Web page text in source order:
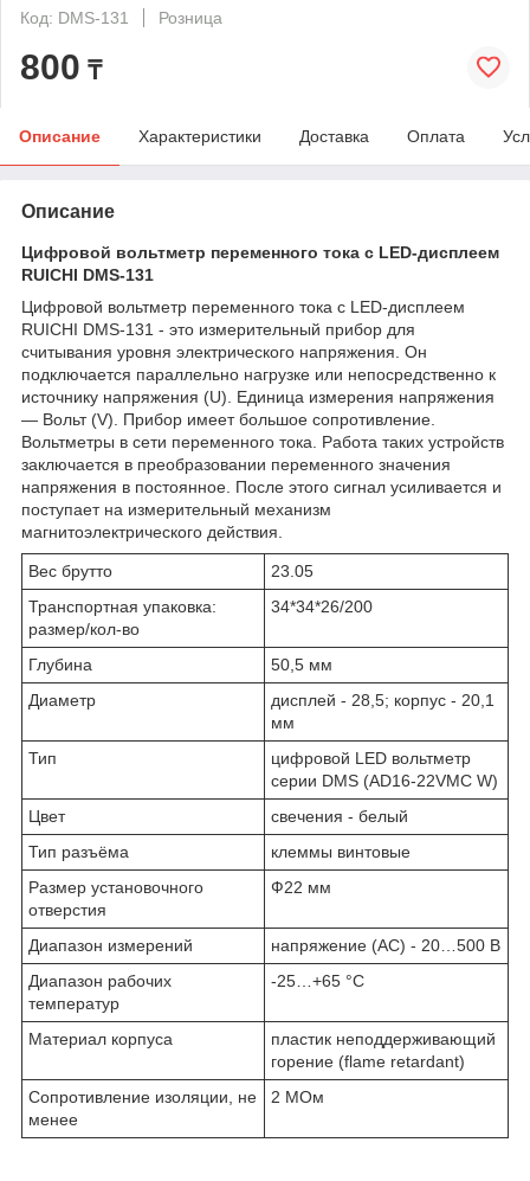
Код: DMS-131
Розница
800 ₸
Описание Характеристики Доставка Оплата
Описание
Цифровой вольтметр переменного тока с LED-дисплеем
RUICHI DMS-131
Цифровой вольтметр переменного тока с LED-дисплеем
RUICHI DMS-131 - это измерительный прибор для
считывания уровня электрического напряжения. Он
подключается параллельно нагрузке или непосредственно к
источнику напряжения (U). Единица измерения напряжения
— Вольт (V). Прибор имеет большое сопротивление.
Вольтметры в сети переменного тока. Работа таких устройств
заключается в преобразовании переменного значения
напряжения в постоянное. После этого сигнал усиливается и
поступает на измерительный механизм
магнитоэлектрического действия.
Вес брутто
23.05
Транспортная упаковка:
размер/кол-во
34*34*26/200
Глубина
50,5 мм
Диаметр
дисплей - 28,5; корпус - 20,1
мм
Тип
цифровой LED вольтметр
серии DMS (AD16-22VMC W)
Цвет
свечения - белый
Тип разъёма
клеммы винтовые
Размер установочного
отверстия
Ф22 мм
Диапазон измерений
напряжение (АС) - 20…500 В
Диапазон рабочих
температур
-25…+65 °С
Материал корпуса
пластик неподдерживающий
горение (flame retardant)
Сопротивление изоляции, не
менее
2 МОм